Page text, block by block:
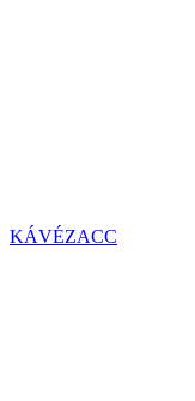
KÁVÉZACC